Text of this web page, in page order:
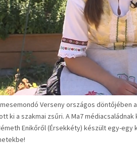
Verseny országos
ki a szakmai zsűri. A Ma7
Enikőről (Érsekkéty) készült egy-